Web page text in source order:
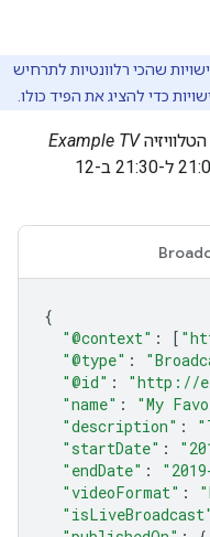
שהכי רלוונטיות לתרחיש
כדי להציג את הפיד כולו.
Example TV
) בין השעות 21:00 ל-21:30 ב-12
{
"@context" : [
"@type" :
"@id" :
"http://
"name" :
"My
"description" :
"startDate" :
"endDate" :
"videoFormat" :
"isLiveBroadcast"